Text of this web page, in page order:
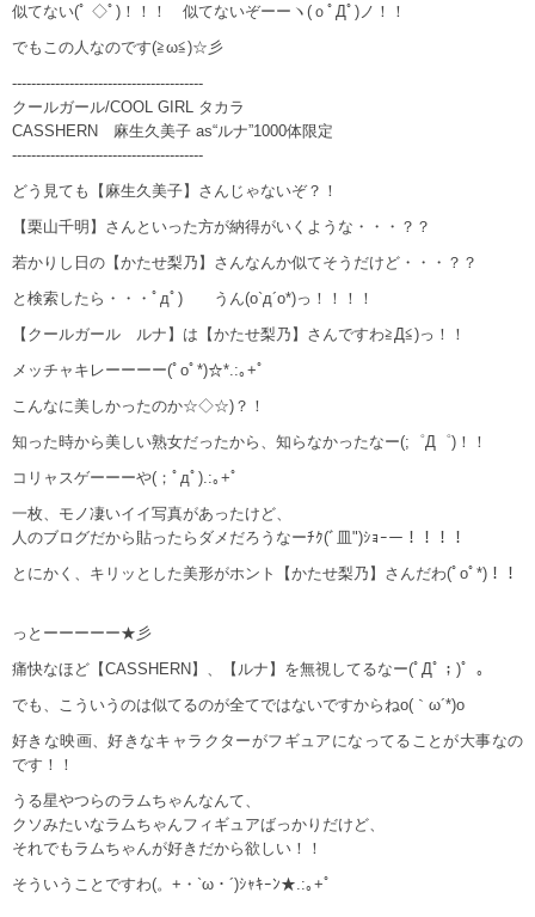
似てない(ﾟ ◇ﾟ)！！！ 似てないぞーーヽ(ｏﾟДﾟ)ノ！！
でもこの人なのです(≧ω≦)☆彡
----------------------------------------
クールガール/COOL GIRL タカラ
CASSHERN 麻生久美子 as“ルナ”1000体限定
----------------------------------------
どう見ても【麻生久美子】さんじゃないぞ？！
【栗山千明】さんといった方が納得がいくような・・・？？
若かりし日の【かたせ梨乃】さんなんか似てそうだけど・・・？？
と検索したら・・・ﾟдﾟ) うん(o`д´o*)っ！！！！
【クールガール ルナ】は【かたせ梨乃】さんですわ≧Д≦)っ！！
メッチャキレーーーー(ﾟoﾟ*)☆*.:｡+ﾟ
こんなに美しかったのか☆◇☆)？！
知った時から美しい熟女だったから、知らなかったなー(;゜Д゜)！！
コリャスゲーーーや(；ﾟдﾟ).:｡+ﾟ
一枚、モノ凄いイイ写真があったけど、
人のブログだから貼ったらダメだろうなーﾁｸ(ﾞ皿")ｼｮｰー！！！！
とにかく、キリッとした美形がホント【かたせ梨乃】さんだわ(ﾟoﾟ*)！！
っとーーーーー★彡
痛快なほど【CASSHERN】、【ルナ】を無視してるなー(ﾟДﾟ；)゜。
でも、こういうのは似てるのが全てではないですからねo(｀ω´*)o
好きな映画、好きなキャラクターがフギュアになってることが大事なの
です！！
うる星やつらのラムちゃんなんて、
クソみたいなラムちゃんフィギュアばっかりだけど、
それでもラムちゃんが好きだから欲しい！！
そういうことですわ(。+・`ω・´)ｼｬｷｰﾝ★.:｡+ﾟ